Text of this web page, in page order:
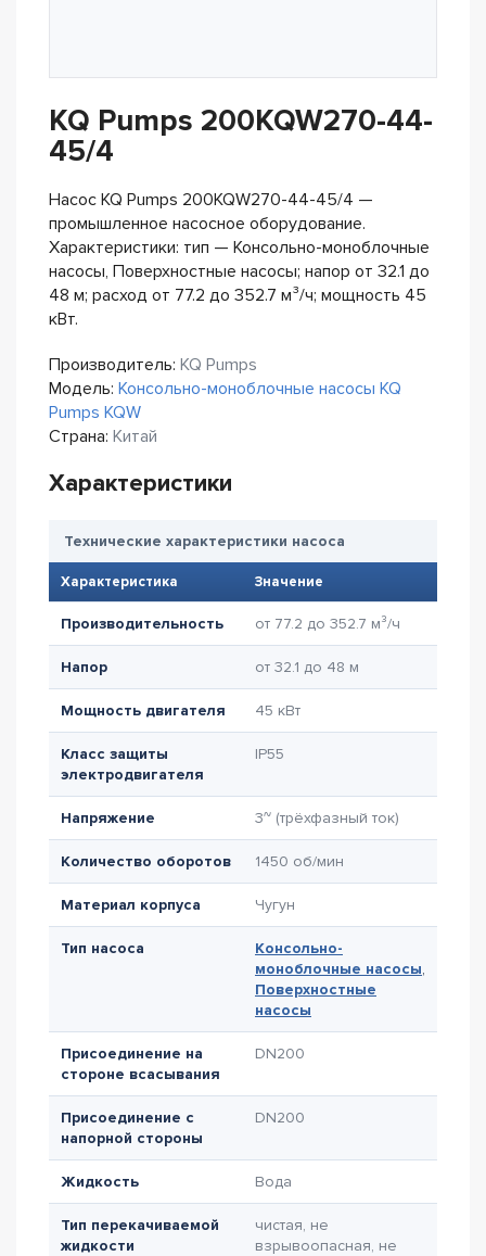
KQ Pumps 200KQW270-44-
45/4
Насос KQ Pumps 200KQW270-44-45/4 —
промышленное насосное оборудование.
Характеристики: тип — Консольно-моноблочные
насосы, Поверхностные насосы; напор от 32.1 до
48 м; расход от 77.2 до 352.7 м³/ч; мощность 45
кВт.
Производитель: KQ Pumps
Модель: Консольно-моноблочные насосы KQ
Pumps KQW
Страна: Китай
Характеристики
Технические характеристики насоса
Характеристика Значение
Производительность от 77.2 до 352.7 м³/ч
Напор от 32.1 до 48 м
Мощность двигателя 45 кВт
Класс защиты
электродвигателя
IP55
Напряжение 3~ (трёхфазный ток)
Количество оборотов 1450 об/мин
Материал корпуса Чугун
Тип насоса
Консольно-
моноблочные насосы,
Поверхностные
насосы
Присоединение на
стороне всасывания
DN200
Присоединение с
напорной стороны
DN200
Жидкость Вода
Тип перекачиваемой
жидкости
чистая, не
взрывоопасная, не